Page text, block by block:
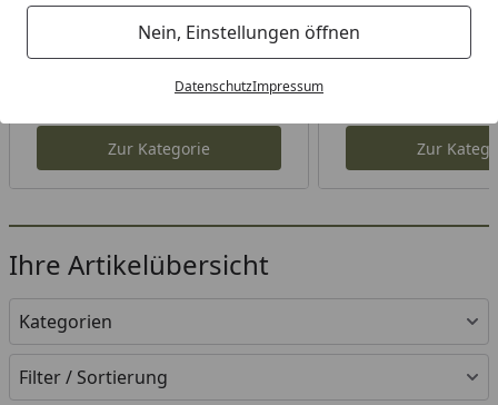
Nein, Einstellungen öffnen
DatenschutzImpressum
Zur Kategorie Zur
Ihre Artikelübersicht
Kategorien
Filter / Sortierung